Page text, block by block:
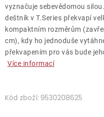
vyznačuje sebevědomou
deštník v T.Series překvapí
kompaktním rozměrům
cm), kdy ho jednoduše
překvapením pro vás bude
Více informací
Kód zboží: 9530208625